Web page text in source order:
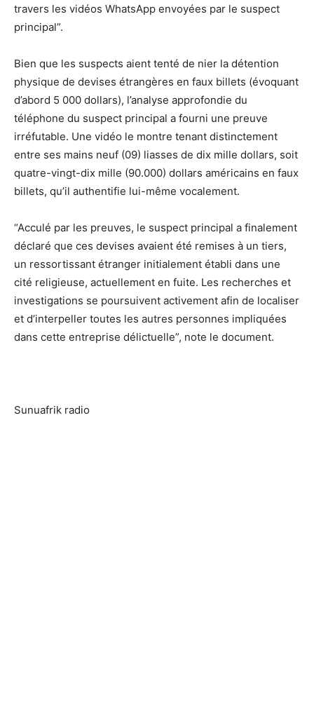
travers les vidéos WhatsApp envoyées par le suspect
principal”.
Bien que les suspects aient tenté de nier la détention
physique de devises étrangères en faux billets (évoquant
d’abord 5 000 dollars), l’analyse approfondie du
téléphone du suspect principal a fourni une preuve
irréfutable. Une vidéo le montre tenant distinctement
entre ses mains neuf (09) liasses de dix mille dollars, soit
quatre-vingt-dix mille (90.000) dollars américains en faux
billets, qu’il authentifie lui-même vocalement.
“Acculé par les preuves, le suspect principal a finalement
déclaré que ces devises avaient été remises à un tiers,
un ressortissant étranger initialement établi dans une
cité religieuse, actuellement en fuite. Les recherches et
investigations se poursuivent activement afin de localiser
et d’interpeller toutes les autres personnes impliquées
dans cette entreprise délictuelle”, note le document.
Sunuafrik radio